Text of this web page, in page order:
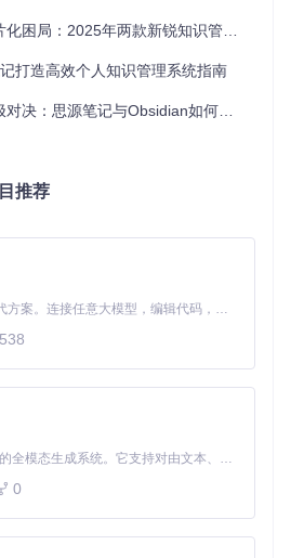
独立可管理的块单元，支持拖拽调整
操作。块级编辑使内容复用率提升6
动。
：多视图满足不同场景需求
大纲、关系图谱等多种视图模式，支
理界面，左侧为文档树导航，中间为
图谱视图；预期效果：实现知识的层
缝结合
源笔记在不同领域的实践指
性与具体工作场景结合，实现效率倍
辑实现学术研究知识管理？
献摘录、实验数据和思想碎片，思源
了理想解决方案：
：2025年两款新锐知识管理工具实战评测
打造高效个人知识管理系统指南
源笔记与Obsidian如何重塑你的思维方式？
推荐
Claude Code 的开源替代方案。连接任意大模型，编辑代码，运行命令，自动验证 — 全自动执行。用 Rust 构建，极致性能。 ｜ An open-source alternative to Claude Code. Connect any LLM, edit code, run commands, and verify changes — autonomously. Built in Rust for speed. Get Started
538
MiniMax H3 是一个通用的全模态生成系统。它支持对由文本、图像、视频和音频组成的多模态上下文进行统一理解，并能生成分辨率高达 2K、时长可达 15 秒的带原生立体声音频的视频。得益于面向任务泛化的系统设计，H3 在预训练阶段就已具备广泛的多模态上下文理解与生成能力，能够出色地执行复杂的多模态指令。
0